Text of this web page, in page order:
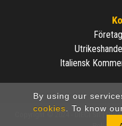
By using our
cookies . To know
Italiensk
Copyright © 2024 - DIECI Srl |